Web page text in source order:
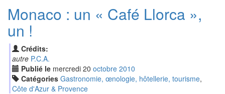
Monaco : un « Café Llorca »,
un !
Crédits:
autre P.C.A.
Publié le mercredi 20 octobre 2010
Catégories Gastronomie, œnologie, hôtellerie, tourisme,
Côte d'Azur & Provence